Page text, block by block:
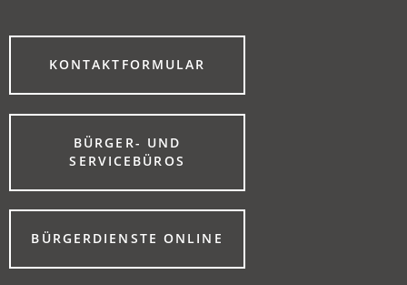
KONTAKTFORMULAR
(ÖFFNET
NEUEN
BÜRGER- UND
SERVICEBÜROS
(ÖFFNET
EINEM
NEUEN
TAB)BÜRGERDIENSTE ONLINE
(ÖFFNET
EINEM